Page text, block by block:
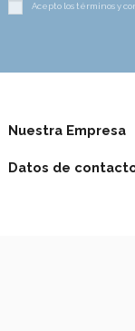
Acepto los términos y
Nuestra Empresa
Datos de